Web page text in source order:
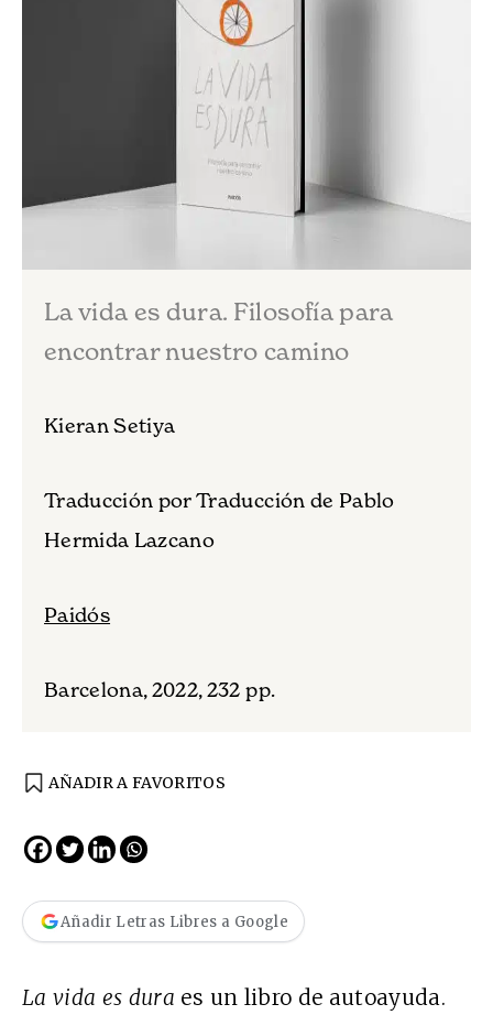
La vida es dura. Filosofía para
encontrar nuestro camino
Kieran Setiya
Traducción por Traducción de Pablo
Hermida Lazcano
Paidós
Barcelona, 2022, 232 pp.
AÑADIR A FAVORITOS
Añadir Letras Libres a Google
La vida es dura es un libro de autoayuda.